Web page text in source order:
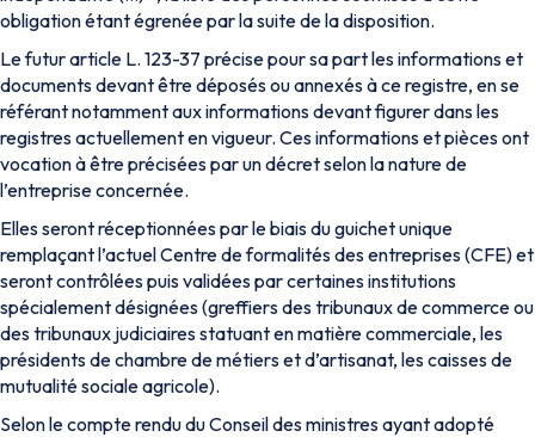
obligation étant égrenée par la suite de la disposition.
Le futur article L. 123-37 précise pour sa part les informations et
documents devant être déposés ou annexés à ce registre, en se
référant notamment aux informations devant figurer dans les
registres actuellement en vigueur. Ces informations et pièces ont
vocation à être précisées par un décret selon la nature de
l’entreprise concernée.
Elles seront réceptionnées par le biais du guichet unique
remplaçant l’actuel Centre de formalités des entreprises (CFE) et
seront contrôlées puis validées par certaines institutions
spécialement désignées (greffiers des tribunaux de commerce ou
des tribunaux judiciaires statuant en matière commerciale, les
présidents de chambre de métiers et d’artisanat, les caisses de
mutualité sociale agricole).
Selon le compte rendu du Conseil des ministres ayant adopté